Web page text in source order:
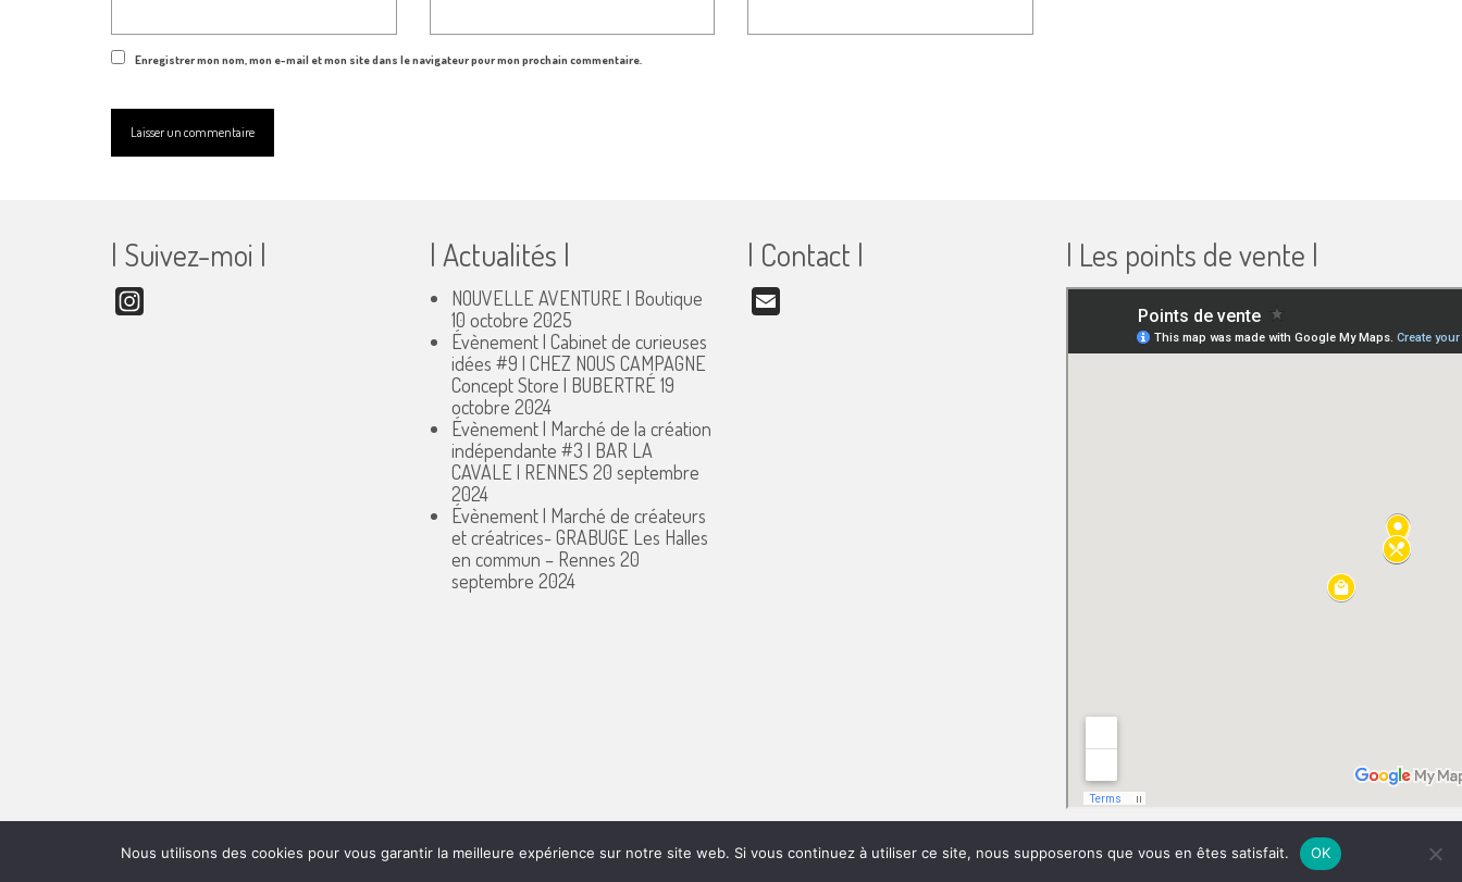
Enregistrer mon nom, mon e-mail et mon site dans le navigateur pour mon prochain commentaire.
| Suivez-moi | | Actualités |
NOUVELLE AVENTURE | Boutique
10 octobre 2025
Évènement | Cabinet de curieuses
idées #9 | CHEZ NOUS CAMPAGNE
Concept Store | BUBERTRÉ 19
octobre 2024
Évènement | Marché de la création
indépendante #3 | BAR LA
CAVALE | RENNES 20 septembre
2024
Évènement | Marché de créateurs
et créatrices- GRABUGE Les Halles
en commun – Rennes 20
septembre 2024
| Contact | | Les points de vente |
Mentions légales Politique de confidentialité Plan de site CGV
© [malvinacrea.com] [2025]
Nous utilisons des cookies pour vous garantir la meilleure expérience sur notre site web. Si vous continuez à utiliser ce site, nous supposerons que vous en êtes satisfait. OK